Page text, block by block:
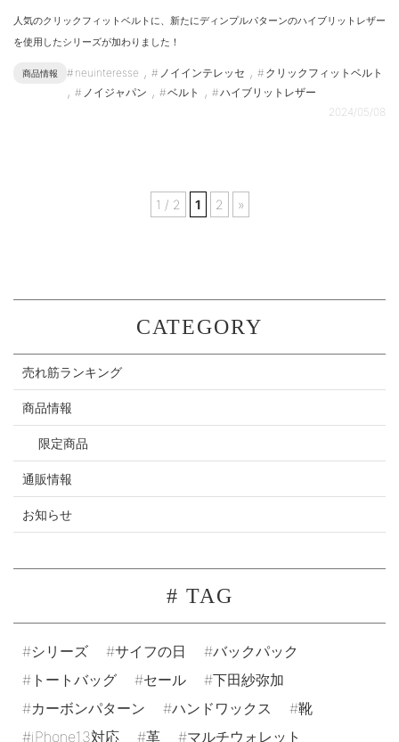
CATEGORY
売れ筋ランキング
商品情報
限定商品
通販情報
お知らせ
# TAG
シリーズ サイフの日
バックパック
トートバッグ
セール
下田紗弥加
カーボンパターン
ハンドワックス
靴
iPhone13対応
革 マルチウォレット
人気のクリックフィットベルトに、新たにディンプルパターンのハイブリットレザー
を使用したシリーズが加わりました！
商品情報 neuinteresse , ノイインテレッセ , クリックフィットベルト
, ノイジャパン , ベルト ,
ハイブリットレザー
2024/05/08
1 / 2 1 2 »